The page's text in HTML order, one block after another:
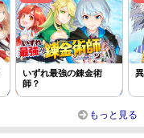
いずれ最強の錬金術
師？
もっと見る